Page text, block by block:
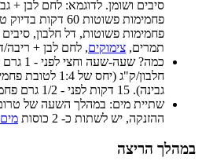
פחמימות פשוטות, דל חלבון, סיבים
תמרים, צימוקים, לחם לבן +
חלבון/ק"ג (יחס
גבינה). 15 דקות לפני - 1/2 גרם פחמימות/ק"ג.
ההזנקה, יש לשתות כ- 2 כוסות
מים
במהלך הריצה